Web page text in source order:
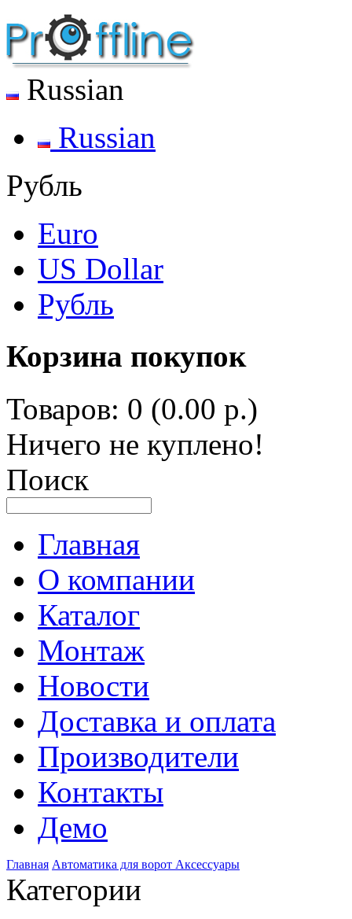
Russian
Russian
Рубль
Euro
US Dollar
Рубль
Корзина покупок
Товаров: 0 (0.00 р.)
Ничего не куплено!
Поиск
Главная
О компании
Каталог
Монтаж
Новости
Доставка и оплата
Производители
Контакты
Демо
Главная Автоматика для ворот Аксессуары
Категории